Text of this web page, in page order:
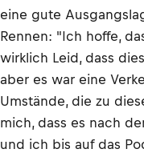
eine gute
Rennen: "Ich hoffe,
wirklich Leid, dass
aber es war eine
Umstände, die zu
mich, dass es nach
und ich bis auf das